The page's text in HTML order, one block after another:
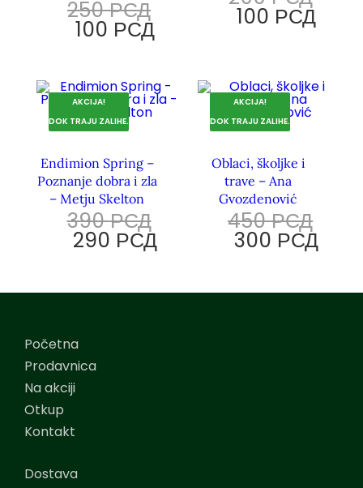
250РСД
100 РСД 100 РСД
AKCIJA!
DOK TRAJU ZALIHE.
Endimion Spring –
Poznanje dobra i zla
– Metju Skelton
390РСД
290 РСД
AKCIJA!
DOK TRAJU ZALIHE.
Oblaci, školjke i
trave – Ana
Gvozdenović
450РСД
300 РСД
Početna
Prodavnica
Na akciji
Otkup
Kontakt
Dostava